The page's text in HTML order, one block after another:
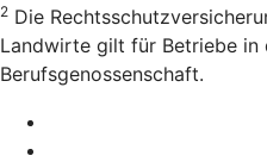
2 Die
Landwirte gilt für Betriebe
Berufsgenossenschaft.